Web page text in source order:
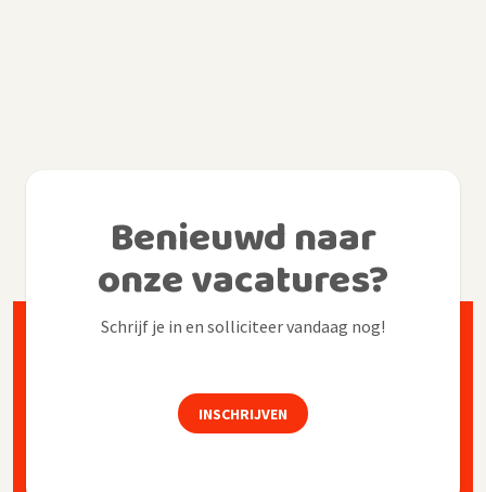
Benieuwd naar
onze vacatures?
Schrijf je in en solliciteer vandaag nog!
INSCHRIJVEN